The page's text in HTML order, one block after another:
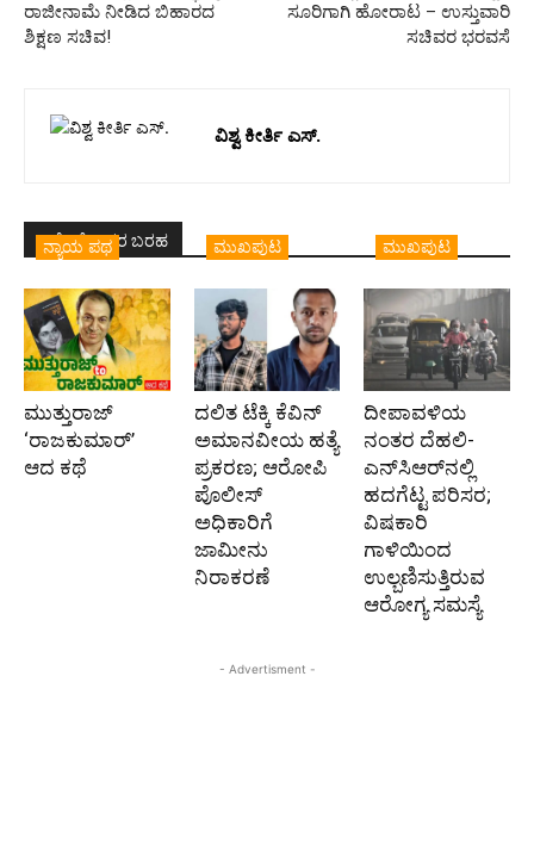
ರಾಜೀನಾಮೆ ನೀಡಿದ ಬಿಹಾರದ
ಶಿಕ್ಷಣ ಸಚಿವ!
ಸೂರಿಗಾಗಿ ಹೋರಾಟ – ಉಸ್ತುವಾರಿ
ಸಚಿವರ ಭರವಸೆ
ವಿಶ್ವ ಕೀರ್ತಿ ಎಸ್.
ಇದೇ ಲೇಖಕರ ಬರಹ
ನ್ಯಾಯ ಪಥ
ಮುತ್ತುರಾಜ್
‘ರಾಜಕುಮಾರ್‍’
ಆದ ಕಥೆ
ಮುಖಪುಟ
ದಲಿತ ಟೆಕ್ಕಿ ಕೆವಿನ್
ಅಮಾನವೀಯ ಹತ್ಯೆ
ಪ್ರಕರಣ; ಆರೋಪಿ
ಪೊಲೀಸ್‌
ಅಧಿಕಾರಿಗೆ
ಜಾಮೀನು
ನಿರಾಕರಣೆ
ಮುಖಪುಟ
ದೀಪಾವಳಿಯ
ನಂತರ ದೆಹಲಿ-
ಎನ್‌ಸಿಆರ್‌ನಲ್ಲಿ
ಹದಗೆಟ್ಟ ಪರಿಸರ;
ವಿಷಕಾರಿ
ಗಾಳಿಯಿಂದ
ಉಲ್ಬಣಿಸುತ್ತಿರುವ
ಆರೋಗ್ಯ ಸಮಸ್ಯೆ
- Advertisment -